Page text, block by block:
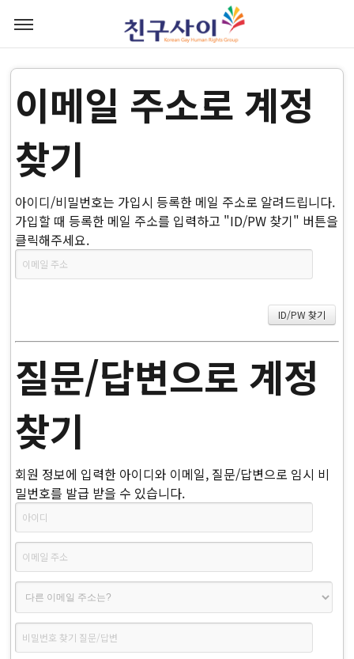
이메일 주소로 계정
찾기
아이디/비밀번호는 가입시 등록한 메일 주소로 알려드립니다.
가입할 때 등록한 메일 주소를 입력하고 "ID/PW 찾기" 버튼을
클릭해주세요.
질문/답변으로 계정
찾기
회원 정보에 입력한 아이디와 이메일, 질문/답변으로 임시 비
밀번호를 발급 받을 수 있습니다.